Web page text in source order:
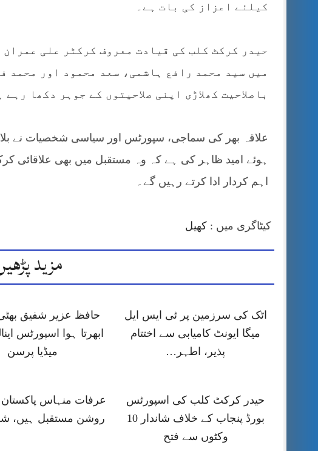
کیلئے اعزاز کی بات ہے۔
حیدر کرکٹ کلب کی قیادت معروف کرکٹر علی
میں سید محمد رافع ہاشمی، سعد محمود اور محمد
باصلاحیت کھلاڑی اپنی صلاحیتوں کے جوہر دکھا رہے
علاقہ بھر کی سماجی، سپورٹس اور سیاسی شخصیات نے بلال
ہوئے امید ظاہر کی ہے کہ وہ مستقبل میں بھی علاقائی
اہم کردار ادا کرتے رہیں گے۔
کیٹاگری میں : کھیل
مزید
اٹک کی سرزمین پر ٹی ایس ایل
میگا ایونٹ کامیابی سے اختتام
پذیر، اطہر…
حافظ عزیر شفیق
ابھرتا ہوا اسپورٹس
میڈیا پرسن
حیدر کرکٹ کلب کی اسپورٹس
بورڈ پنجاب کے خلاف شاندار 10
وکٹوں سے فتح
عرفات منہاس
روشن مستقبل ہیں،